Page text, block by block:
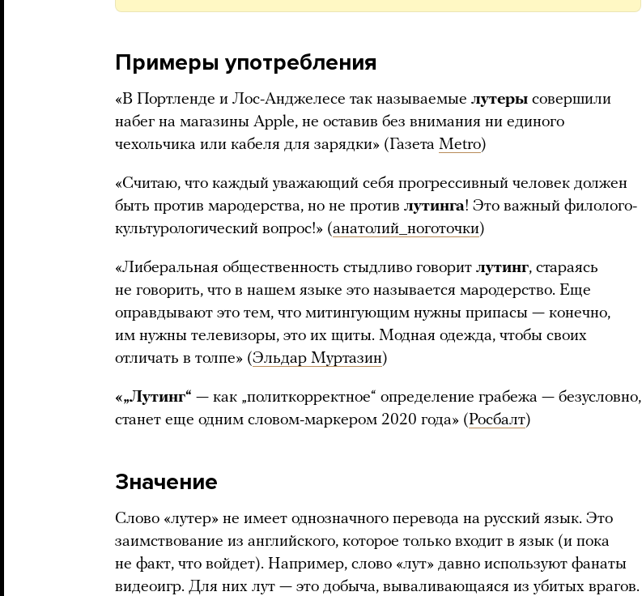
Примеры употребления
«В Портленде и Лос-Анджелесе так называемые лутеры совершили
набег на магазины Apple, не оставив без внимания ни единого
чехольчика или кабеля для зарядки» (Газета Metro)
«Считаю, что каждый уважающий себя прогрессивный человек должен
быть против мародерства, но не против лутинга! Это важный филолого-
культурологический вопрос!» (анатолий_ноготочки)
«Либеральная общественность стыдливо говорит лутинг, стараясь
не говорить, что в нашем языке это называется мародерство. Еще
оправдывают это тем, что митингующим нужны припасы — конечно,
им нужны телевизоры, это их щиты. Модная одежда, чтобы своих
отличать в толпе» (Эльдар Муртазин)
«„Лутинг“ — как „политкорректное“ определение грабежа — безусловно,
станет еще одним словом-маркером 2020 года» (Росбалт)
Значение
Слово «лутер» не имеет однозначного перевода на русский язык. Это
заимствование из английского, которое только входит в язык (и пока
не факт, что войдет). Например, слово «лут» давно используют фанаты
видеоигр. Для них лут — это добыча, вываливающаяся из убитых врагов.